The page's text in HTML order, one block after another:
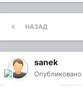
НАЗАД
sanek
Опубликовано